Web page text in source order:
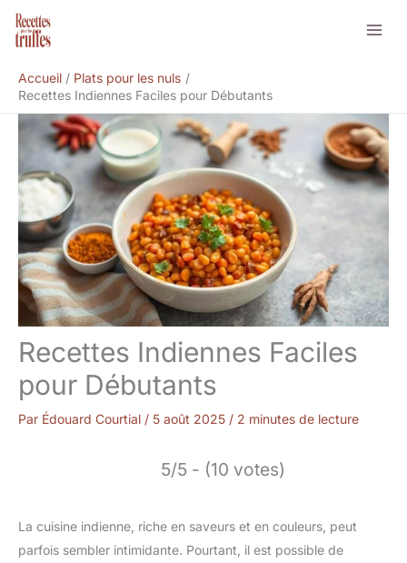
Aller
Accueil
Plats pour les nuls
Recettes Indiennes Faciles pour Débutants
Recettes Indiennes Faciles
pour Débutants
Par Édouard Courtial / 5 août 2025 / 2 minutes de lecture
5/5 - (10 votes)
La cuisine indienne, riche en saveurs et en couleurs, peut
parfois sembler intimidante. Pourtant, il est possible de
Rechercher